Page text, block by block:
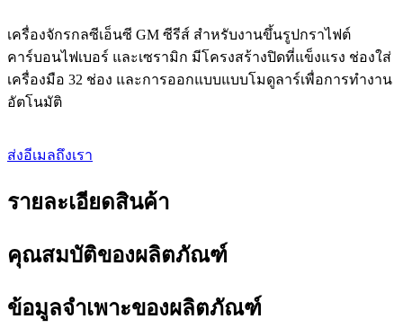
เครื่องจักรกลซีเอ็นซี GM ซีรีส์ สำหรับงานขึ้นรูปกราไฟต์
คาร์บอนไฟเบอร์ และเซรามิก มีโครงสร้างปิดที่แข็งแรง ช่องใส่
เครื่องมือ 32 ช่อง และการออกแบบแบบโมดูลาร์เพื่อการทำงาน
อัตโนมัติ
ส่งอีเมลถึงเรา
รายละเอียดสินค้า
คุณสมบัติของผลิตภัณฑ์
ข้อมูลจำเพาะของผลิตภัณฑ์